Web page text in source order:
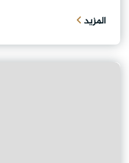
المزيد